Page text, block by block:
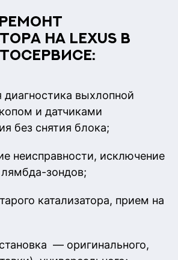
на Lexus в
диагностика выхлопной
и датчиками
без снятия блока;
неисправности, исключение
зондов;
катализатора, прием на
— оригинального,